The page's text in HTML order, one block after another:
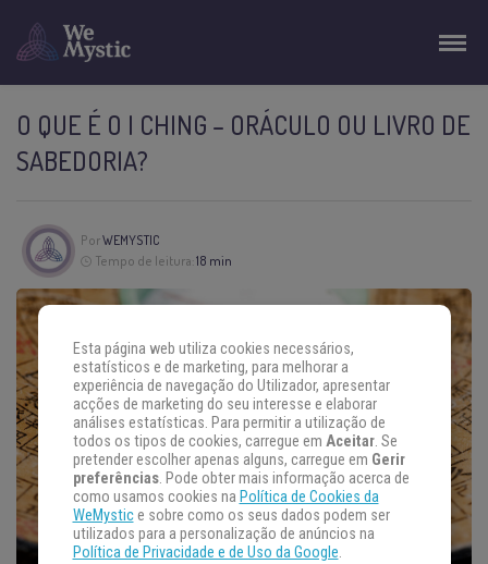
O QUE É O I CHING – ORÁCULO OU LIVRO DE
SABEDORIA?
PorWEMYSTIC
Tempo de leitura:18 min
Esta página web utiliza cookies necessários,
estatísticos e de marketing, para melhorar a
experiência de navegação do Utilizador, apresentar
acções de marketing do seu interesse e elaborar
análises estatísticas. Para permitir a utilização de
todos os tipos de cookies, carregue em Aceitar. Se
pretender escolher apenas alguns, carregue em Gerir
preferências. Pode obter mais informação acerca de
como usamos cookies na Política de Cookies da
WeMystice sobre como os seus dados podem ser
utilizados para a personalização de anúncios na
Política de Privacidade e de Uso da Google.